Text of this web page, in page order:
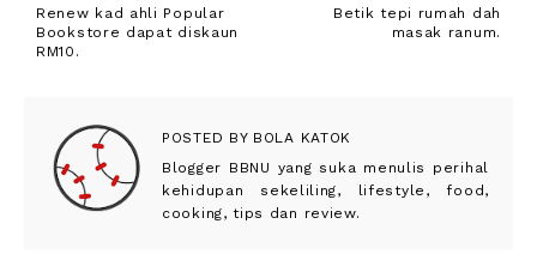
Betik tepi rumah dah
masak ranum.
Renew kad ahli Popular
Bookstore dapat diskaun
RM10.
POSTED BYBOLA KATOK
Blogger BBNU yang suka menulis perihal
kehidupan sekeliling, lifestyle, food,
cooking, tips dan review.